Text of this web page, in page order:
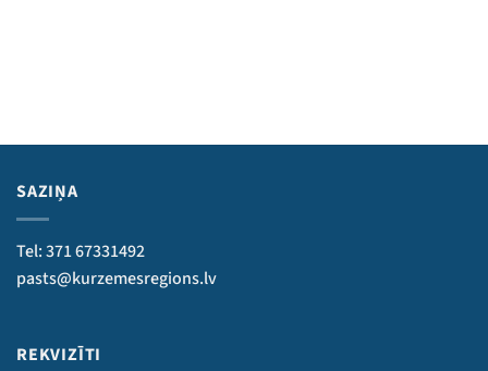
SAZIŅA
Tel: 371 67331492
pasts@kurzemesregions.lv
REKVIZĪTI